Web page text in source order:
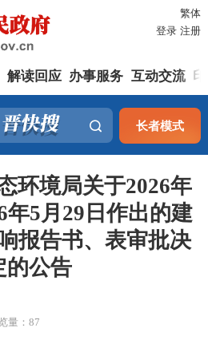
繁体
登录 注册
解读回应 办事服务 互动交流
长者模式
环境局关于2026年
年5月29日作出的建
报告书、表审批决
的公告
量：87